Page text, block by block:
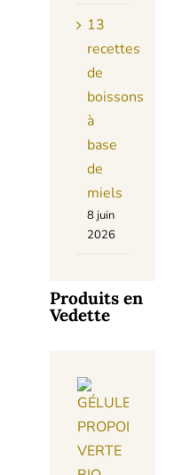
13
recettes
de
boissons
à
base
de
miels
8 juin
2026
Produits en
Vedette